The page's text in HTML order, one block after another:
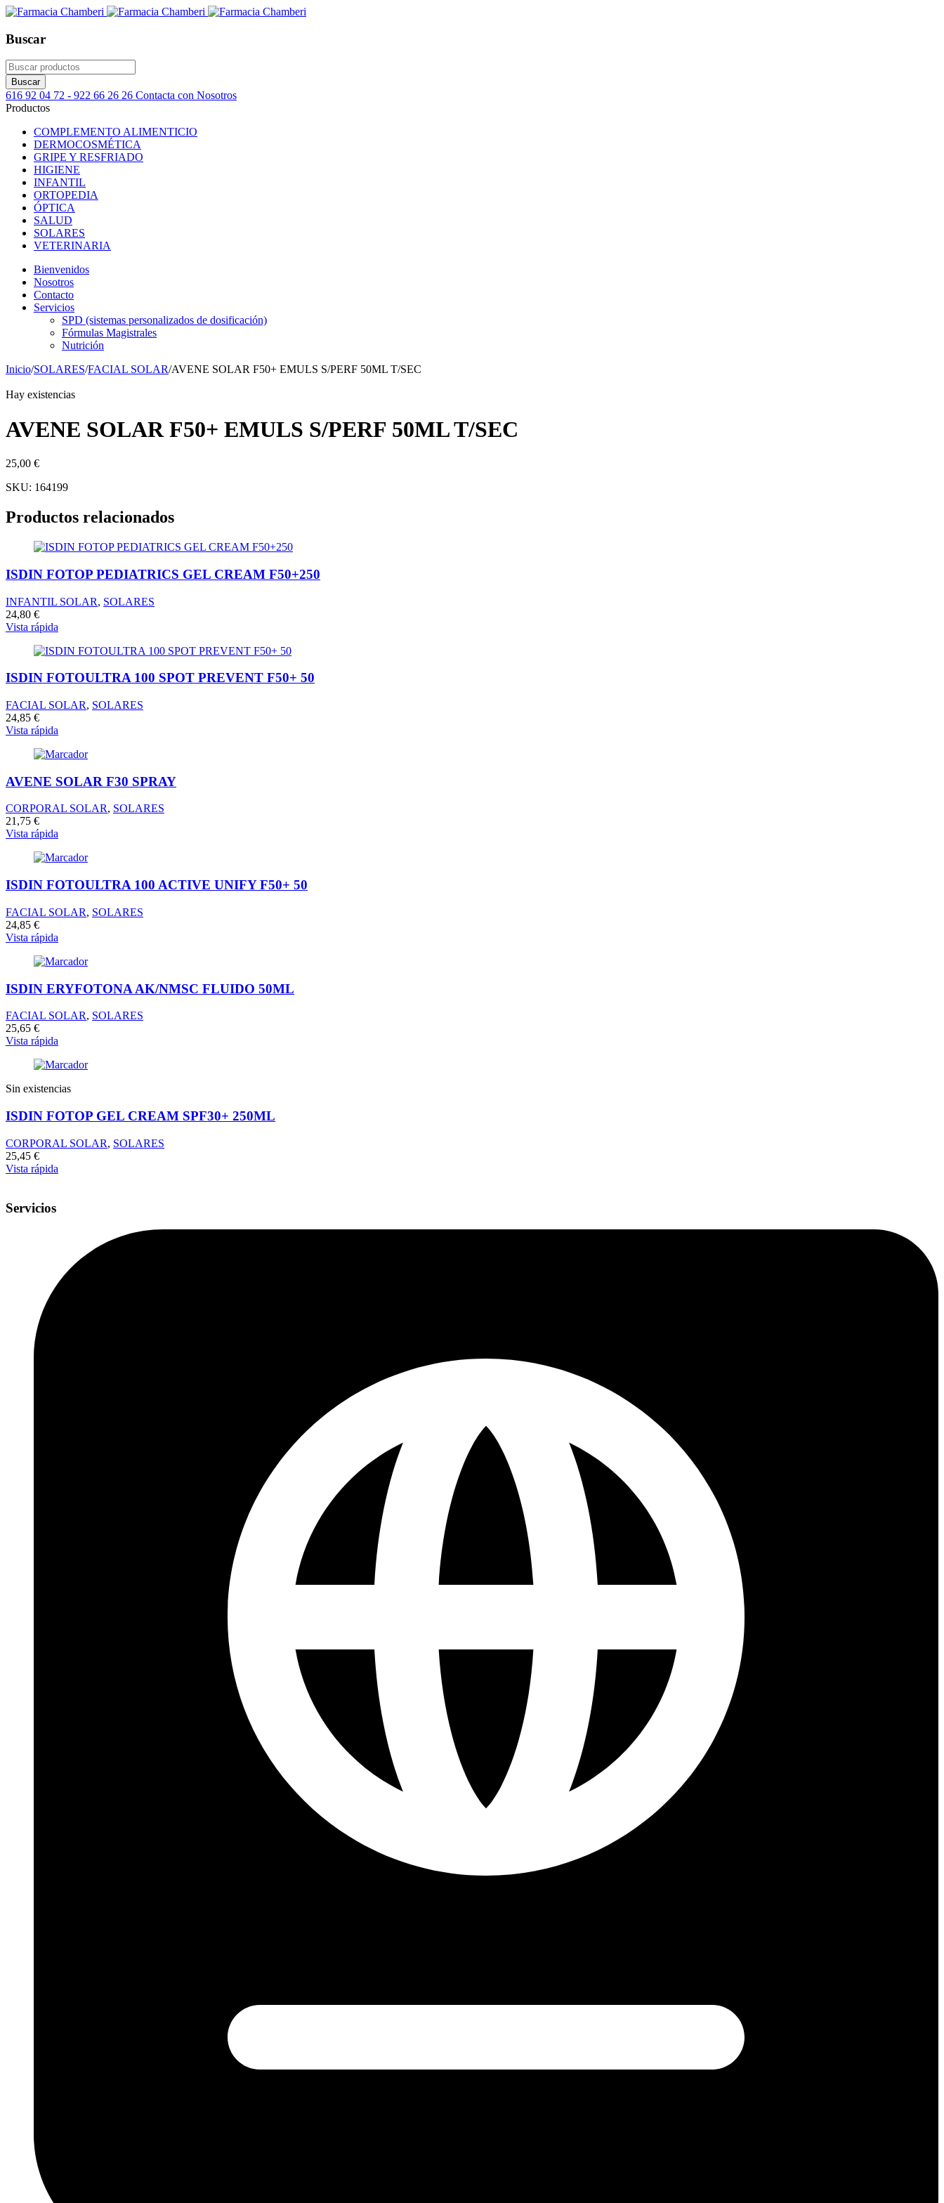
Buscar
616 92 04 72 - 922 66 26 26 Contacta con Nosotros
Productos
COMPLEMENTO ALIMENTICIO
DERMOCOSMÉTICA
GRIPE Y RESFRIADO
HIGIENE
INFANTIL
ORTOPEDIA
ÓPTICA
SALUD
SOLARES
VETERINARIA
Bienvenidos
Nosotros
Contacto
Servicios
SPD (sistemas personalizados de dosificación)
Fórmulas Magistrales
Nutrición
Inicio/SOLARES/FACIAL SOLAR/AVENE SOLAR F50+ EMULS S/PERF 50ML T/SEC
Hay existencias
AVENE SOLAR F50+ EMULS S/PERF 50ML T/SEC
25,00 €
SKU: 164199
Productos relacionados
ISDIN FOTOP PEDIATRICS GEL CREAM F50+250
INFANTIL SOLAR, SOLARES
24,80 €
Vista rápida
ISDIN FOTOULTRA 100 SPOT PREVENT F50+ 50
FACIAL SOLAR, SOLARES
24,85 €
Vista rápida
AVENE SOLAR F30 SPRAY
CORPORAL SOLAR, SOLARES
21,75 €
Vista rápida
ISDIN FOTOULTRA 100 ACTIVE UNIFY F50+ 50
FACIAL SOLAR, SOLARES
24,85 €
Vista rápida
ISDIN ERYFOTONA AK/NMSC FLUIDO 50ML
FACIAL SOLAR, SOLARES
25,65 €
Vista rápida
Sin existencias
ISDIN FOTOP GEL CREAM SPF30+ 250ML
CORPORAL SOLAR, SOLARES
25,45 €
Vista rápida
Servicios